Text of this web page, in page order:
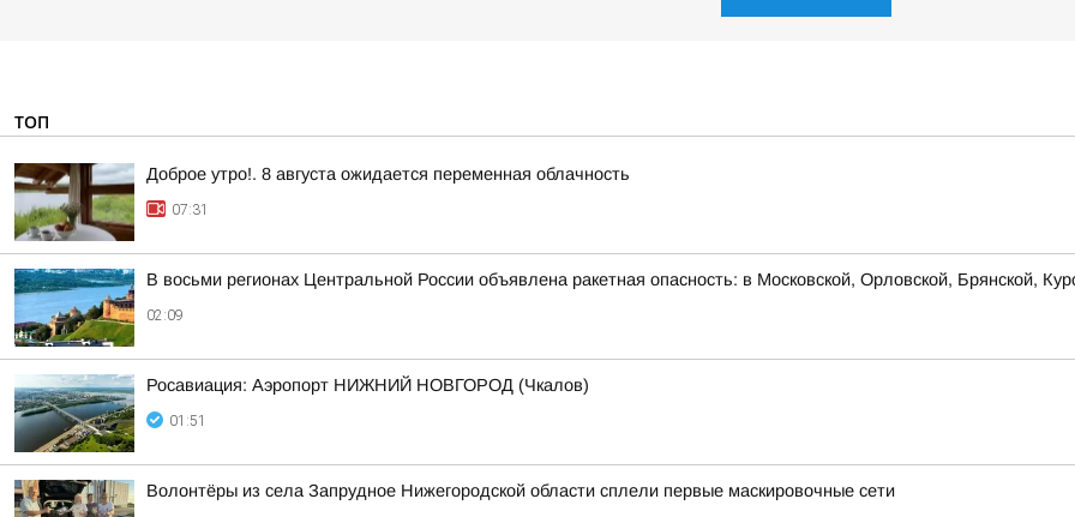
ТОП
Доброе утро!. 8 августа ожидается переменная облачность
07:31
В восьми регионах Центральной России объявлена ракетная опасность: в Московской, Орловской, Брянской,
02:09
Росавиация: Аэропорт НИЖНИЙ НОВГОРОД (Чкалов)
01:51
Волонтёры из села Запрудное Нижегородской области сплели первые маскировочные сети